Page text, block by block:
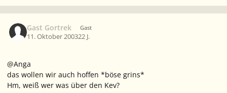
Gast Gortrek Gast
11. Oktober 200322 J.
@Anga
das wollen wir auch hoffen *böse grins*
Hm, weiß wer was über den Kev?